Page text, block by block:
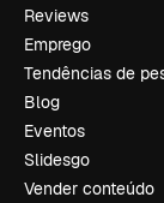
Reviews
Emprego
Tendências de
Blog
Eventos
Slidesgo
Vender conteúdo